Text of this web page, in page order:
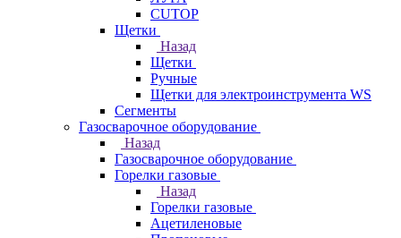
CUTOP
Щетки
Назад
Щетки
Ручные
Щетки для электроинструмента WS
Сегменты
Газосварочное оборудование
Назад
Газосварочное оборудование
Горелки газовые
Назад
Горелки газовые
Ацетиленовые